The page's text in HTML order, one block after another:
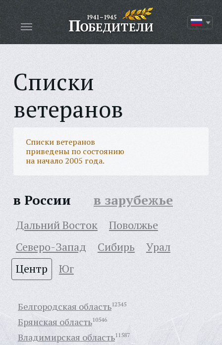
Списки
ветеранов
Списки ветеранов
приведены по состоянию
на начало 2005 года.
в России в зарубежье
Дальний Восток
Поволжье
Северо-Запад
Сибирь
Урал
Центр
Юг
Белгородская область12345
Брянская область10546
Владимирская область11587